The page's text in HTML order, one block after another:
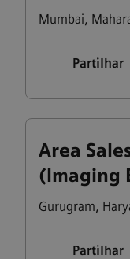
Mumbai,
Partilhar
Area
(Imaging
Gurugram,
Partilhar